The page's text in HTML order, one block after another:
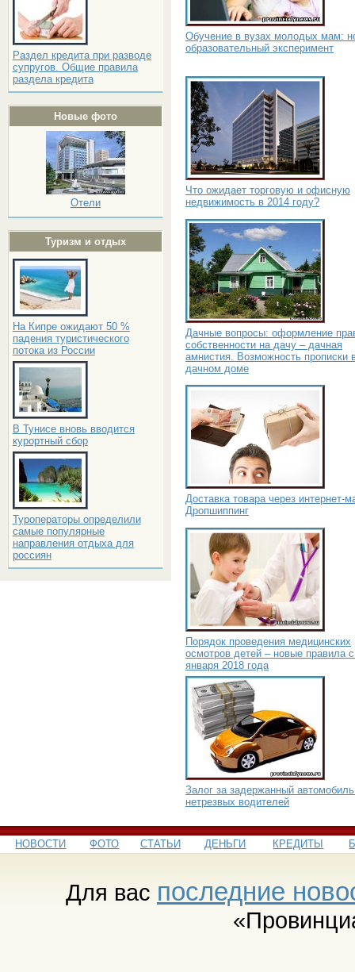
Раздел кредита при разводе
супругов. Общие правила
раздела кредита
Новые фото
Отели
Туризм и отдых
На Кипре ожидают 50 %
падения туристического
потока из России
В Тунисе вновь вводится
курортный сбор
Туроператоры определили
самые популярные
направления отдыха для
россиян
Обучение в вузах молодых мам:
образовательный эксперимент
Что ожидает торговую и офисную
недвижимость в 2014 году?
Дачные вопросы: оформление
собственности на дачу – дачная
амнистия. Возможность прописки
дачном доме
Доставка товара через интернет-
Дропшиппинг
Порядок проведения медицинских
осмотров детей – новые правила
января 2018 года
Залог за задержанный
нетрезвых водителей
НОВОСТИ ФОТО СТАТЬИ ДЕНЬГИ КРЕДИТЫ
Для вас последние